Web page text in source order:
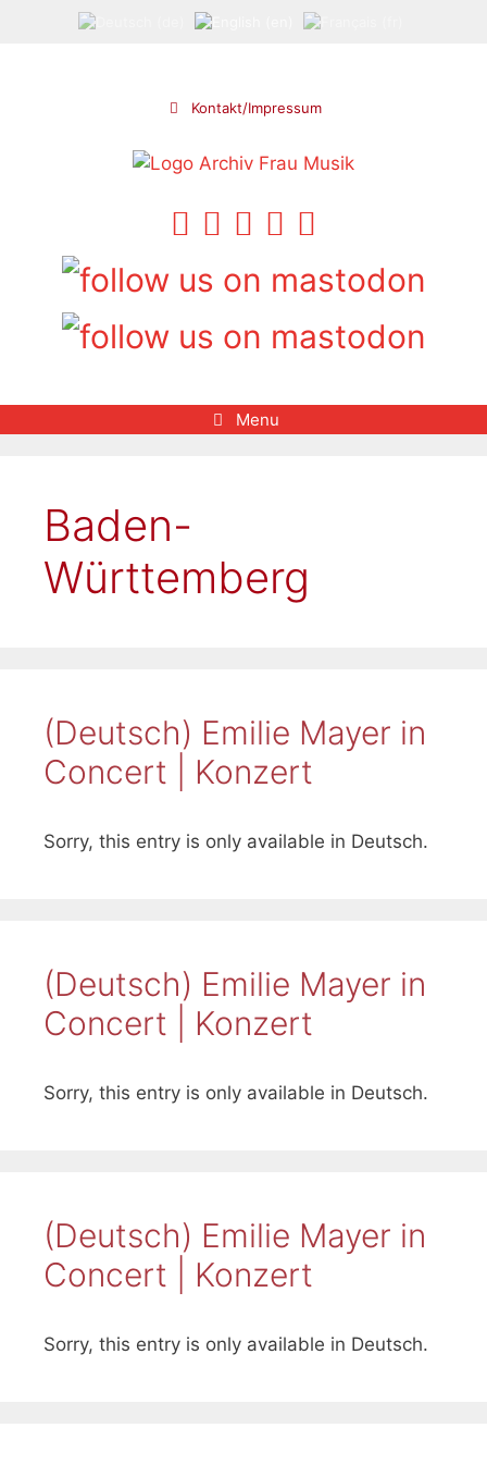
Kontakt/Impressum
Menu
Baden-
Württemberg
(Deutsch) Emilie Mayer in
Concert | Konzert
Sorry, this entry is only available in Deutsch.
(Deutsch) Emilie Mayer in
Concert | Konzert
Sorry, this entry is only available in Deutsch.
(Deutsch) Emilie Mayer in
Concert | Konzert
Sorry, this entry is only available in Deutsch.